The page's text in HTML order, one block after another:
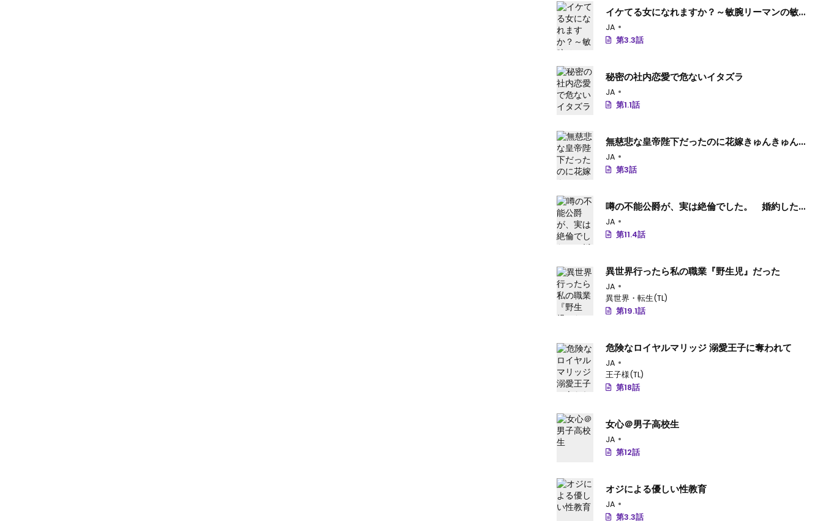
イケてる女になれますか？～敏腕リーマンの敏感
処女エロ開発～
JA
第3.3話
秘密の社内恋愛で危ないイタズラ
JA
第1.1話
無慈悲な皇帝陛下だったのに花嫁きゅんきゅんが
止まりません！
JA
第3話
噂の不能公爵が、実は絶倫でした。 婚約したら
一晩中溺愛だなんて聞いていません！
JA
第11.4話
異世界行ったら私の職業『野生児』だった
JA
異世界・転生(TL)
第19.1話
危険なロイヤルマリッジ 溺愛王子に奪われて
JA
王子様(TL)
第18話
女心＠男子高校生
JA
第12話
オジによる優しい性教育
JA
第3.3話